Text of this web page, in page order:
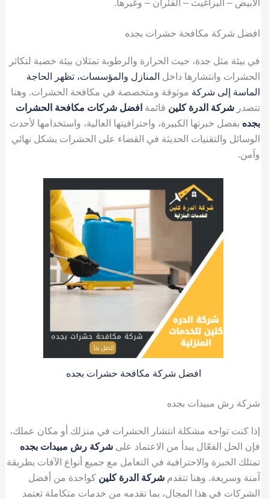
الأبيض – البراغيث – الفئران – وغيرها.
افضل شركة مكافحة حشرات بجده
في بيئة مثل جدة، حيث الحرارة والرطوبة تمثلان بيئة خصبة لتكاثر
الحشرات وانتشارها داخل المنازل والمؤسسات، تظهر الحاجة
الماسة إلى شركة موثوقة ومتخصصة في مكافحة الحشرات. وهنا
تتصدر شركة الدرة كلين قائمة افضل شركات مكافحة الحشرات
بجده بفضل خبرتها الكبيرة، واحترافيتها العالية، واستخدامها لأحدث
الوسائل والتقنيات الحديثة في القضاء على الحشرات بشكل نهائي
وآمن.
افضل شركة مكافحة حشرات بجده
شركة رش مبيدات بجده
إذا كنت تواجه مشكلة انتشار الحشرات في منزلك أو مكان عملك،
فإن الحل الفعّال يبدأ من الاعتماد على شركة رش مبيدات بجده
تمتلك الخبرة والاحترافية في التعامل مع جميع أنواع الآفات بطريقة
آمنة وسريعة. وهنا تتقدم شركة الدرة كلين كواحدة من أفضل
الشركات في هذا المجال، بما تقدمه من خدمات متكاملة تعتمد